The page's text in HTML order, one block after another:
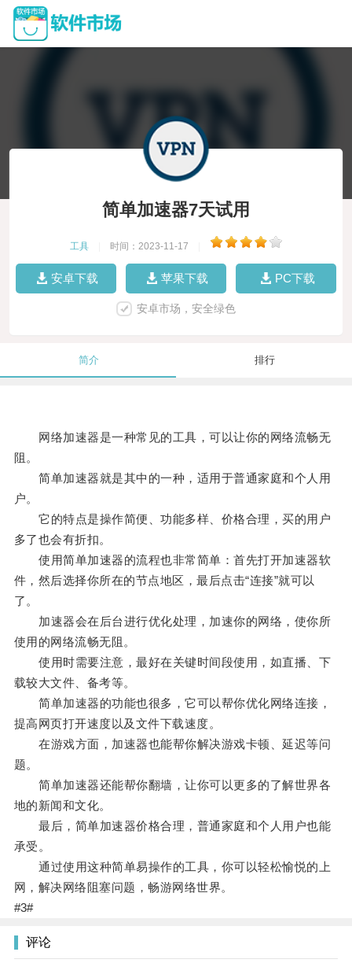
简单加速器7天试用
工具 时间：2023-11-17
安卓下载 苹果下载 PC下载
安卓市场，安全绿色
简介 排行
网络加速器是一种常见的工具，可以让你的网络流畅无
阻。
简单加速器就是其中的一种，适用于普通家庭和个人用
户。
它的特点是操作简便、功能多样、价格合理，买的用户
多了也会有折扣。
使用简单加速器的流程也非常简单：首先打开加速器软
件，然后选择你所在的节点地区，最后点击“连接”就可以
了。
加速器会在后台进行优化处理，加速你的网络，使你所
使用的网络流畅无阻。
使用时需要注意，最好在关键时间段使用，如直播、下
载较大文件、备考等。
简单加速器的功能也很多，它可以帮你优化网络连接，
提高网页打开速度以及文件下载速度。
在游戏方面，加速器也能帮你解决游戏卡顿、延迟等问
题。
简单加速器还能帮你翻墙，让你可以更多的了解世界各
地的新闻和文化。
最后，简单加速器价格合理，普通家庭和个人用户也能
承受。
通过使用这种简单易操作的工具，你可以轻松愉悦的上
网，解决网络阻塞问题，畅游网络世界。
#3#
评论